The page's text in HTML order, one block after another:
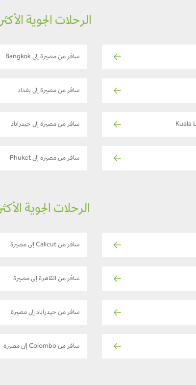
الرحلات الجوية
سافر من مصيرة إلى Bangkok
سافر من مصيرة إلى بغداد
سافر من مصيرة إلى حيدراباد
سافر من مصيرة إلى Phuket
الرحلات الجوية
سافر من Calicut إلى مصيرة
سافر من القاهرة إلى مصيرة
سافر من حيدراباد إلى مصيرة
سافر من Colombo إلى مصيرة